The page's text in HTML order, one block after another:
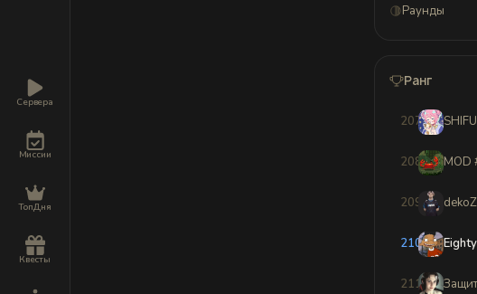
Сервера
Миссии
ТопДня
Квесты
Раунды
Ранг
207 SHIFU
208 󠀡󠀡MOD
209
210
211